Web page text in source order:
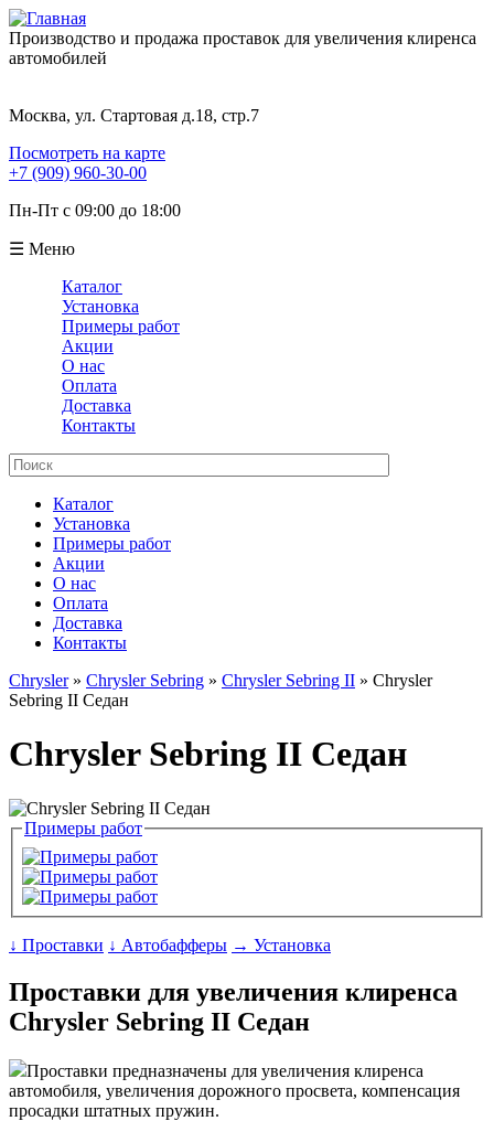
Производство и продажа проставок для увеличения клиренса
автомобилей
Москва, ул. Стартовая д.18, стр.7
Посмотреть на карте
+7 (909) 960-30-00
Пн-Пт с 09:00 до 18:00
☰ Меню
Каталог
Установка
Примеры работ
Акции
О нас
Оплата
Доставка
Контакты
Поиск
Каталог
Установка
Примеры работ
Акции
О нас
Оплата
Доставка
Контакты
Chrysler» Chrysler Sebring » Chrysler Sebring II » Chrysler
Sebring II Седан
Chrysler Sebring II Седан
Примеры работ
↓ Проставки ↓ Автобафферы → Установка
Проставки для увеличения клиренса
Chrysler Sebring II Седан
Проставки предназначены для увеличения клиренса
автомобиля, увеличения дорожного просвета, компенсация
просадки штатных пружин.